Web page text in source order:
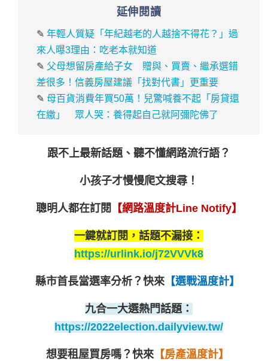
延伸閱讀
✎年輕人質疑「年紀越老的人越捨不得花？」過
來人曝3理由：吃老本就知道
✎ 父母想留房產給子女 贈與、買賣、繼承選錯
差很多！信義房屋建議「找對代書」更重要
✎ 母百貨消費年買50萬！兒驚喊養不起「房貸還
在繳」 眾人哭：養得起自己就阿彌陀佛了
跟不上最新話題、聽不懂網路流行語？
小孩子才慢慢爬文搜尋！
聰明人都在訂閱 【網路溫度計Line Notify】
一鍵就訂閱，話題不漏接：
https://urlink.io/j72VVVk8
縣市首長當選率分析？ 快來【選戰溫度計】
九合一大選熱門話題：
https://2022election.dailyview.tw/
想要租屋買房嗎？ 快來【房產溫度計】